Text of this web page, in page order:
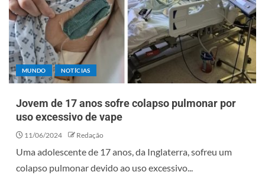
MUNDO NOTÍCIAS
Jovem de 17 anos sofre colapso pulmonar por
uso excessivo de vape
11/06/2024 Redação
Uma adolescente de 17 anos, da Inglaterra, sofreu um
colapso pulmonar devido ao uso excessivo...